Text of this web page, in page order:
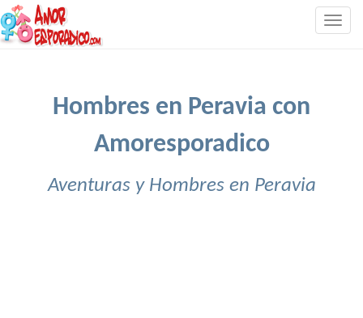
Hombres en Peravia con
Amoresporadico
Aventuras y Hombres en Peravia